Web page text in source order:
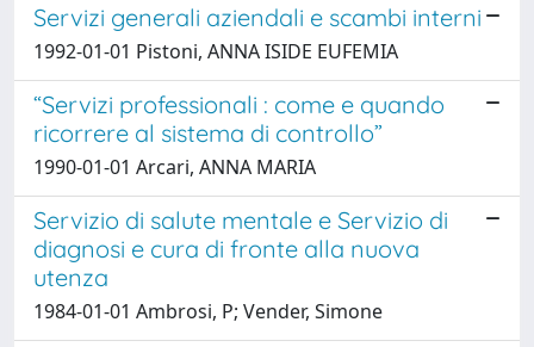
Servizi generali aziendali e scambi interni
1992-01-01 Pistoni, ANNA ISIDE EUFEMIA
“Servizi professionali : come e quando
ricorrere al sistema di controllo”
1990-01-01 Arcari, ANNA MARIA
Servizio di salute mentale e Servizio di
diagnosi e cura di fronte alla nuova
utenza
1984-01-01 Ambrosi, P; Vender, Simone